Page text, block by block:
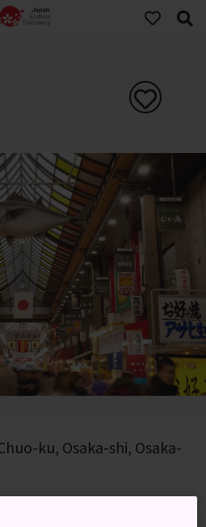
ku, Osaka-shi, Osaka-